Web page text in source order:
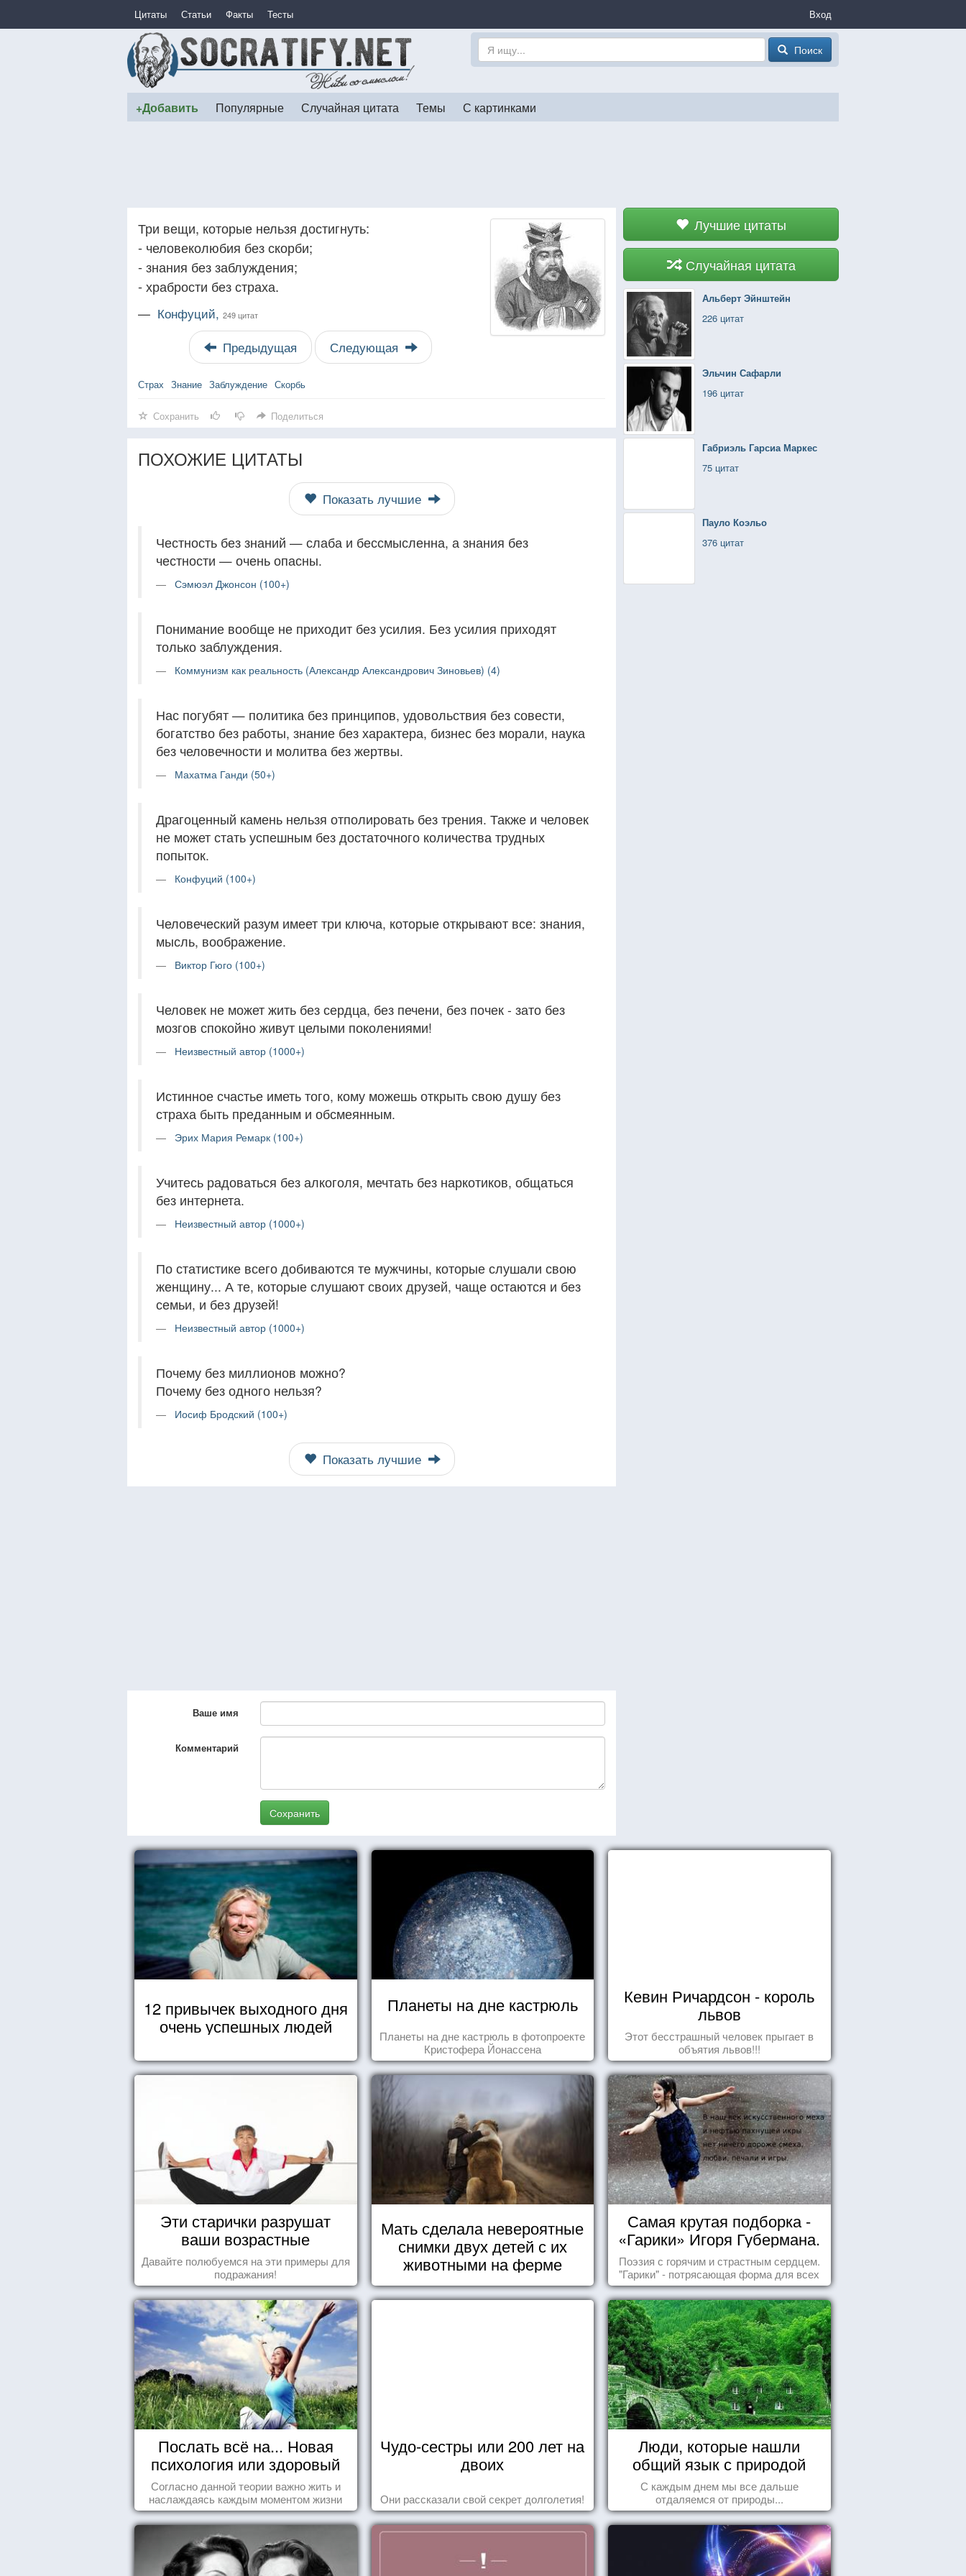
Цитаты Статьи Факты Тесты Вход
Поиск
+Добавить Популярные Случайная цитата Темы С картинками
Лучшие цитаты
Случайная цитата
Альберт Эйнштейн
226 цитат
Эльчин Сафарли
196 цитат
Габриэль Гарсиа Маркес
75 цитат
Пауло Коэльо
376 цитат
Три вещи, которые нельзя достигнуть:
- человеколюбия без скорби;
- знания без заблуждения;
- храбрости без страха.
— Конфуций, 249 цитат
Предыдущая Следующая
Страх Знание Заблуждение Скорбь
Сохранить Поделиться
ПОХОЖИЕ ЦИТАТЫ
Показать лучшие
Честность без знаний — слаба и бессмысленна, а знания без
честности — очень опасны.
Сэмюэл Джонсон (100+)
Понимание вообще не приходит без усилия. Без усилия приходят
только заблуждения.
Коммунизм как реальность (Александр Александрович Зиновьев) (4)
Нас погубят — политика без принципов, удовольствия без совести,
богатство без работы, знание без характера, бизнес без морали, наука
без человечности и молитва без жертвы.
Махатма Ганди (50+)
Драгоценный камень нельзя отполировать без трения. Также и человек
не может стать успешным без достаточного количества трудных
попыток.
Конфуций (100+)
Человеческий разум имеет три ключа, которые открывают все: знания,
мысль, воображение.
Виктор Гюго (100+)
Человек не может жить без сердца, без печени, без почек - зато без
мозгов спокойно живут целыми поколениями!
Неизвестный автор (1000+)
Истинное счастье иметь того, кому можешь открыть свою душу без
страха быть преданным и обсмеянным.
Эрих Мария Ремарк (100+)
Учитесь радоваться без алкоголя, мечтать без наркотиков, общаться
без интернета.
Неизвестный автор (1000+)
По статистике всего добиваются те мужчины, которые слушали свою
женщину... А те, которые слушают своих друзей, чаще остаются и без
семьи, и без друзей!
Неизвестный автор (1000+)
Почему без миллионов можно?
Почему без одного нельзя?
Иосиф Бродский (100+)
Показать лучшие
Ваше имя
Комментарий
Сохранить
12 привычек выходного дня
очень успешных людей
Планеты на дне кастрюль
Планеты на дне кастрюль в фотопроекте
Кристофера Йонассена
Кевин Ричардсон - король
львов
Этот бесстрашный человек прыгает в
объятия львов!!!
Эти старички разрушат
ваши возрастные
стереотипы
Давайте полюбуемся на эти примеры для
подражания!
Мать сделала невероятные
снимки двух детей с их
животными на ферме
Самая крутая подборка -
«Гарики» Игоря Губермана.
Читайте, получайте
удовольствие!
Поэзия с горячим и страстным сердцем.
"Гарики" - потрясающая форма для всех
случаев жизни.
Послать всё на... Новая
психология или здоровый
пофигизм.
Согласно данной теории важно жить и
наслаждаясь каждым моментом жизни
осознанно и с удовольствием. Как это,
попробуем разобраться на реальных
примерах.
Чудо-сестры или 200 лет на
двоих
Они рассказали свой секрет долголетия!
Люди, которые нашли
общий язык с природой
С каждым днем мы все дальше
отдаляемся от природы...